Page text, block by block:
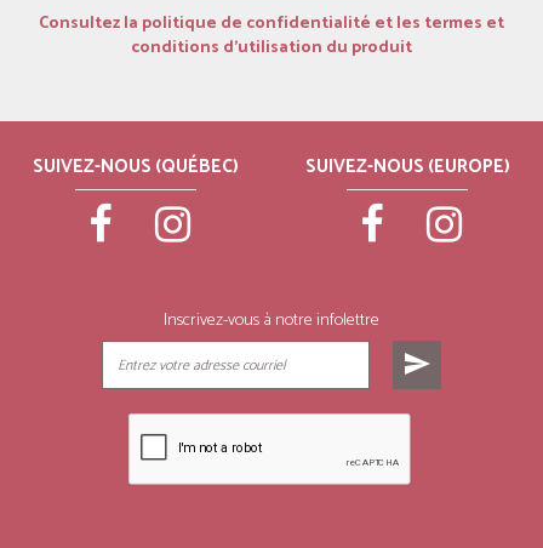
Consultez la politique de confidentialité et les termes et
conditions d’utilisation du produit
SUIVEZ-NOUS (QUÉBEC) SUIVEZ-NOUS (EUROPE)
Inscrivez-vous à notre infolettre
send